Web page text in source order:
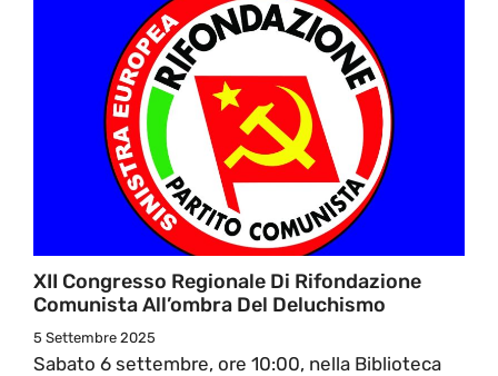
XII Congresso Regionale Di Rifondazione
Comunista All’ombra Del Deluchismo
5 Settembre 2025
Sabato 6 settembre, ore 10:00, nella Biblioteca